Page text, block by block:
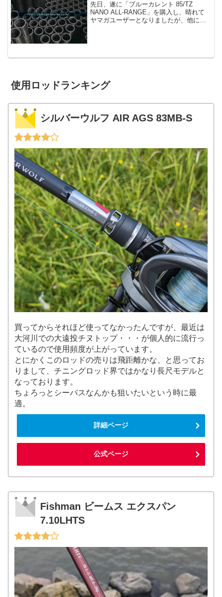
先日、遂に「ブルーカレント 85/TZ
NANO ALL-RANGE」を購入し、晴れて
ヤマガユーザーとなりましたが、他にも
使用ロッドランキング
シルバーウルフ AIR AGS 83MB-S
買ってからそれほど使ってなかったんですが、最近は
大河川での大遠投チヌトップ・・・が個人的に流行っ
ているので使用頻度が上がっています。
とにかくこのロッドの売りは飛距離かな、と思ってお
りまして、チニングロッド界ではかなり長尺モデルと
なっております。
ちょろっとシーバスなんかも狙いたいという時に最
適。
詳細ページ
公式ページ
Fishman ビームス エクスパン
7.10LHTS